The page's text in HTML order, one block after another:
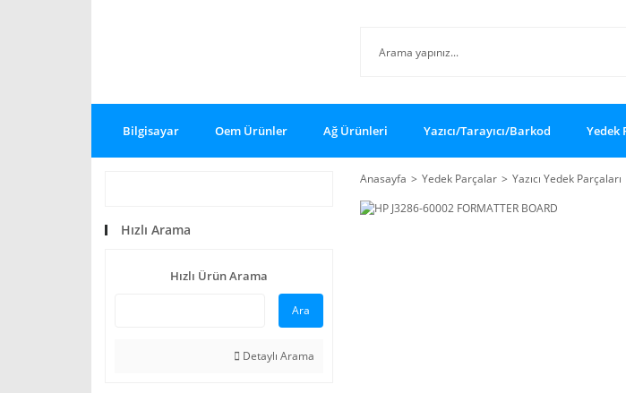
Bilgisayar Oem Ürünler Ağ Ürünleri Yazıcı/Tarayıcı/Barkod Yedek
Hızlı Arama
Hızlı Ürün Arama
Ara
Detaylı Arama
Anasayfa Yedek Parçalar Yazıcı Yedek Parçaları